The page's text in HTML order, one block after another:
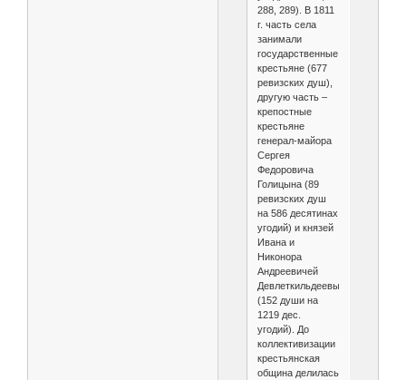
288, 289). В 1811
г. часть села
занимали
государственные
крестьяне (677
ревизских душ),
другую часть –
крепостные
крестьяне
генерал-майора
Сергея
Федоровича
Голицына (89
ревизских душ
на 586 десятинах
угодий) и князей
Ивана и
Никонора
Андреевичей
Девлеткильдеевых
(152 души на
1219 дес.
угодий). До
коллективизации
крестьянская
община делилась